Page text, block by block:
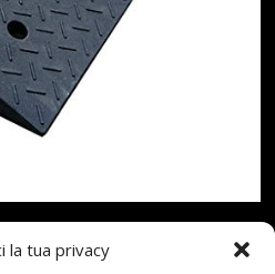
la tua privacy
alta qualità, forte resistenza